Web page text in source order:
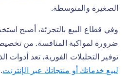
الصغيرة والمتوسطة.
وفي قطاع البيع بالتجزئة، أصبح
ضرورة لمواكبة المنافسة. من
توفير التحليلات الفورية، تعد أدوات
لبيع خدماتك أو منتجاتك عبر الإنترنت